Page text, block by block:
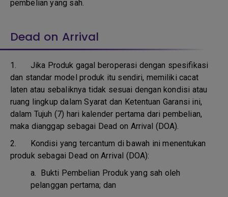
pembelian yang sah.
Dead on Arrival
1. Jika Produk gagal beroperasi dengan spesifikasi
dan standar model produk itu sendiri, memiliki cacat
laten atau sebaliknya tidak sesuai dengan kondisi atau
ruang lingkup dalam Syarat dan Ketentuan Garansi ini,
dalam Tujuh (7) hari kalender pertama dari pembelian,
maka dianggap sebagai Dead on Arrival (DOA).
2. Kondisi yang tercantum di bawah ini menentukan
produk sebagai Dead on Arrival (DOA):
a. Bukti Pembelian Produk yang sah oleh
pelanggan pertama; dan